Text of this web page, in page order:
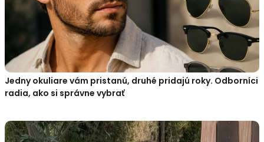
Jedny okuliare vám pristanú, druhé pridajú roky. Odborníci
radia, ako si správne vybrať